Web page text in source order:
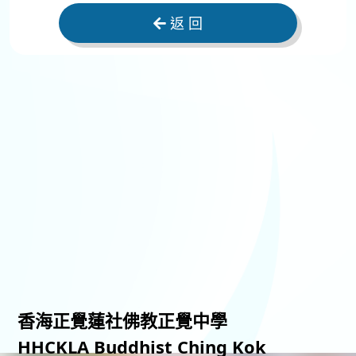
返 回
香海正覺蓮社佛教正覺中學
HHCKLA Buddhist Ching Kok